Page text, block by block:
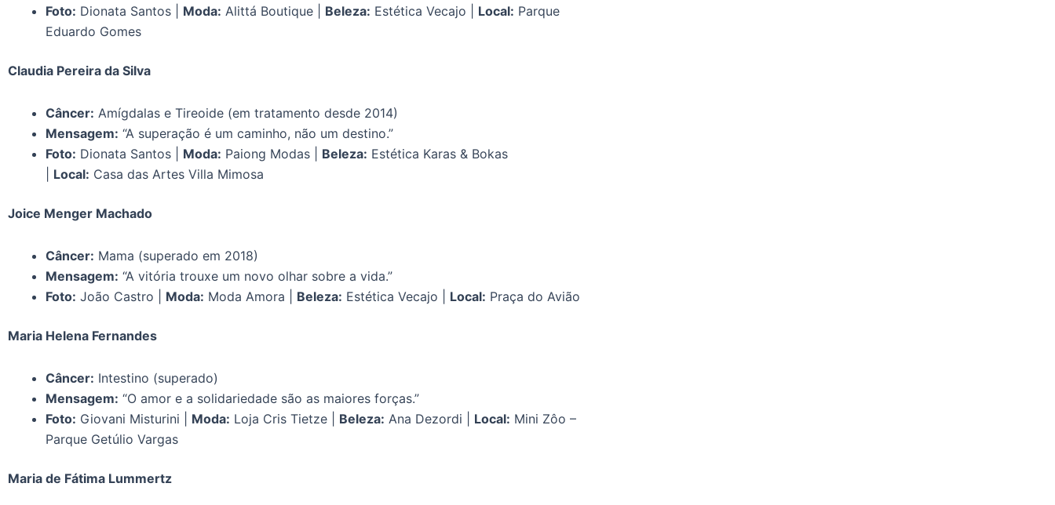
Foto: Dionata Santos | Moda: Alittá Boutique | Beleza: Estética Vecajo | Local: Parque
Eduardo Gomes
Claudia Pereira da Silva
Câncer: Amígdalas e Tireoide (em tratamento desde 2014)
Mensagem: “A superação é um caminho, não um destino.”
Foto: Dionata Santos | Moda: Paiong Modas | Beleza: Estética Karas & Bokas
Local: Casa das Artes Villa Mimosa
Joice Menger Machado
Câncer: Mama (superado em 2018)
Mensagem: “A vitória trouxe um novo olhar sobre a vida.”
Foto: João Castro | Moda: Moda Amora | Beleza: Estética Vecajo | Local: Praça do Avião
Maria Helena Fernandes
Câncer: Intestino (superado)
Mensagem: “O amor e a solidariedade são as maiores forças.”
Foto: Giovani Misturini | Moda: Loja Cris Tietze | Beleza: Ana Dezordi | Local: Mini Zôo –
Parque Getúlio Vargas
Maria de Fátima Lummertz